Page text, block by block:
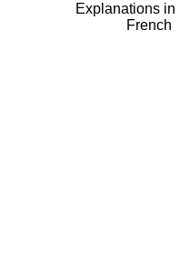
Explanations in
French